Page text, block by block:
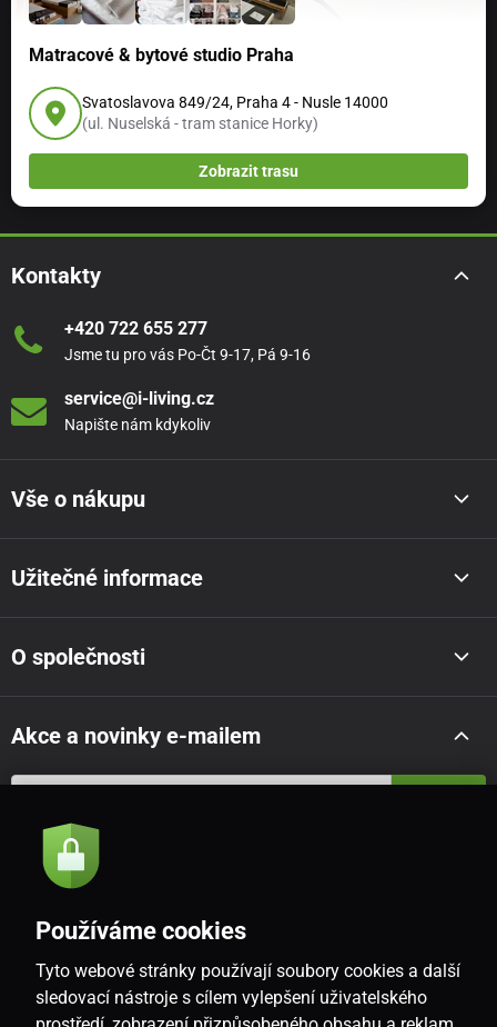
Matracové & bytové studio Praha
Svatoslavova 849/24, Praha 4 - Nusle 14000
(ul. Nuselská - tram stanice Horky)
Zobrazit trasu
Kontakty
+420 722 655 277
Jsme tu pro vás Po-Čt 9-17, Pá 9-16
service@i-living.cz
Napište nám kdykoliv
Vše o nákupu
Užitečné informace
O společnosti
Akce a novinky e-mailem
Souhlasím se
CZ
Používáme cookies
Tyto webové stránky používají soubory cookies a další
sledovací nástroje s cílem vylepšení uživatelského